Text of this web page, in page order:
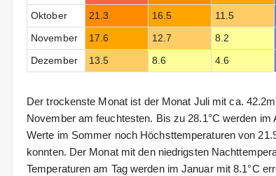
Oktober 21.3 16.5 11.5
November 17.6 12.7 8.2
Dezember 13.5 8.6 4.6
Der trockenste Monat ist der Monat Juli mit ca.
November am feuchtesten. Bis zu 28.1°C werden
Werte im Sommer noch Höchsttemperaturen von
konnten. Der Monat mit den niedrigsten
Temperaturen am Tag werden im Januar mit 8.1°C